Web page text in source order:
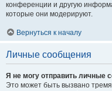
конференции и другую
которые они модерируют.
Вернуться к началу
Личные сообщения
Я не могу отправить личные
Это может быть вызвано